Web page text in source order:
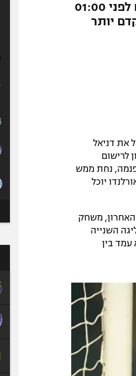
הצהובים צירפו את השוער ששיחק בוונצואלה. אורלנדו חתם לפני 01:00
יותר
את דניאל
לרישום
נחת ממש
והמשמעות: אורלנדו יוכל
האחרון, משחק
השנייה
עמד בין